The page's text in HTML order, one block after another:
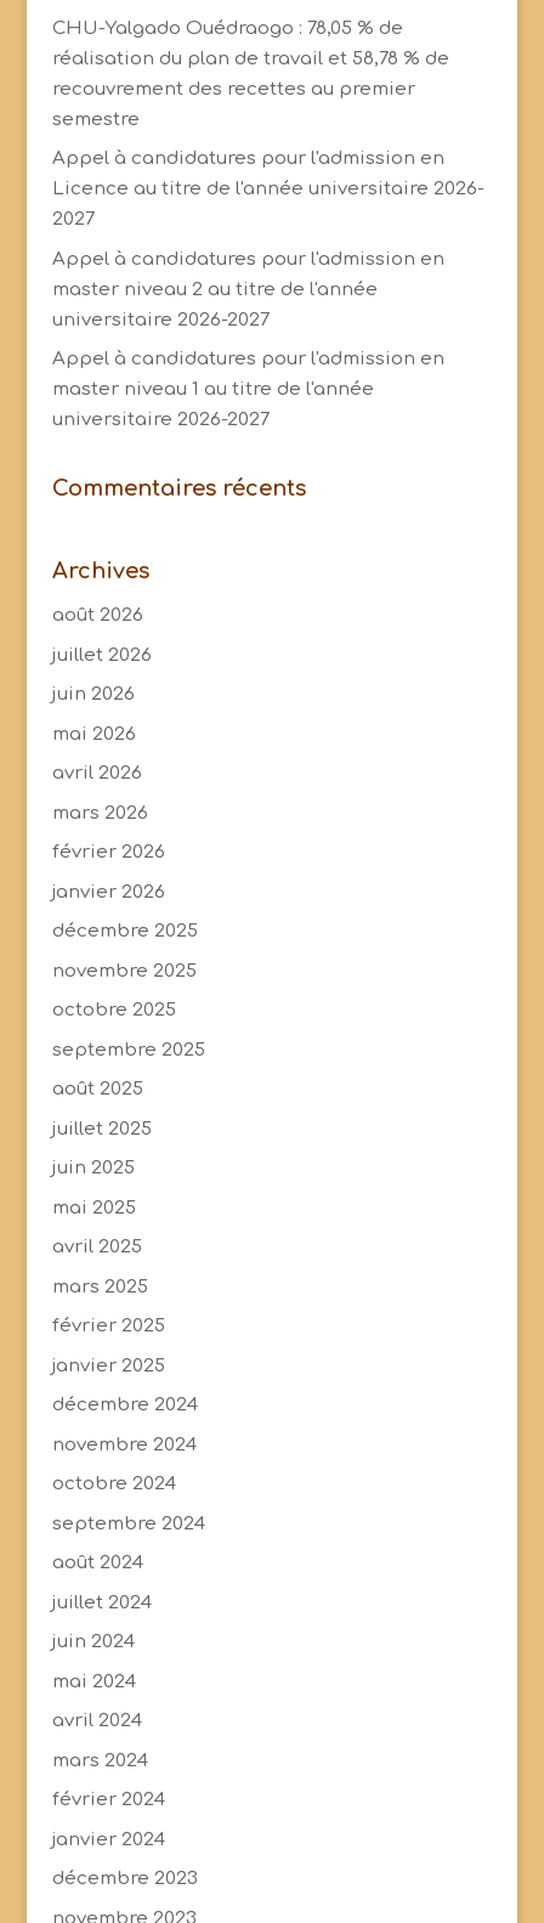
CHU-Yalgado Ouédraogo : 78,05 % de
réalisation du plan de travail et 58,78 % de
recouvrement des recettes au premier
semestre
Appel à candidatures pour l'admission en
Licence au titre de l'année universitaire 2026-
2027
Appel à candidatures pour l'admission en
master niveau 2 au titre de l'année
universitaire 2026-2027
Appel à candidatures pour l'admission en
master niveau 1 au titre de l'année
universitaire 2026-2027
Commentaires récents
Archives
août 2026
juillet 2026
juin 2026
mai 2026
avril 2026
mars 2026
février 2026
janvier 2026
décembre 2025
novembre 2025
octobre 2025
septembre 2025
août 2025
juillet 2025
juin 2025
mai 2025
avril 2025
mars 2025
février 2025
janvier 2025
décembre 2024
novembre 2024
octobre 2024
septembre 2024
août 2024
juillet 2024
juin 2024
mai 2024
avril 2024
mars 2024
février 2024
janvier 2024
décembre 2023
novembre 2023